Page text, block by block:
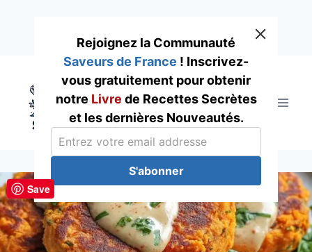
content
Rejoignez la Communauté
Saveurs de France ! Inscrivez-
vous gratuitement pour obtenir
notre Livre de Recettes Secrètes
et les dernières Nouveautés.
S'abonner
Save